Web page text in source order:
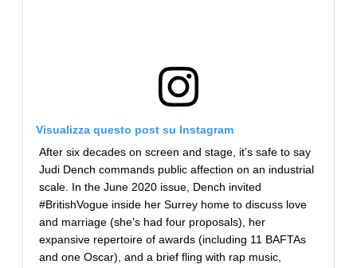
Visualizza questo post su Instagram
After six decades on screen and stage, it’s safe to say
Judi Dench commands public affection on an industrial
scale. In the June 2020 issue, Dench invited
#BritishVogue inside her Surrey home to discuss love
and marriage (she’s had four proposals), her
expansive repertoire of awards (including 11 BAFTAs
and one Oscar), and a brief fling with rap music,